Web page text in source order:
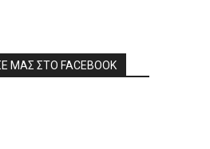
ΜΑΣ ΣΤΟ FACEBOOK